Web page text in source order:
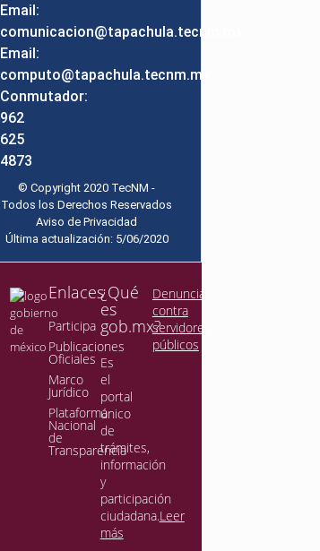
Email:
comunicacion@tapachula.tecnm.mx
Email:
computo@tapachula.tecnm.mx
Conmutador:
962
625
4873
© Copyright 2020 TecNM -
Todos los Derechos Reservados
Aviso de Privacidad
Última actualización: 5/06/2020
Enlaces
Participa
Publicaciones
Oficiales
Marco
Jurídico
Plataforma
Nacional
de
Transparencia
¿Qué
es
gob.mx?
Es
el
portal
único
de
trámites,
información
y
participación
ciudadana.Leer
más
Denuncia
contra
servidores
públicos